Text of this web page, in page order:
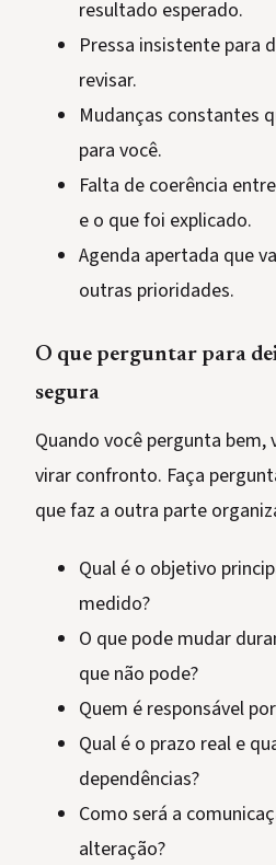
resultado esperado.
Pressa insistente para
revisar.
Mudanças constantes
para você.
Falta de coerência
e o que foi explicado.
Agenda apertada que
outras prioridades.
O que perguntar para
segura
Quando você pergunta bem,
virar confronto. Faça
que faz a outra parte
Qual é o objetivo
medido?
O que pode mudar
que não pode?
Quem é responsável
Qual é o prazo real e
dependências?
Como será a
alteração?